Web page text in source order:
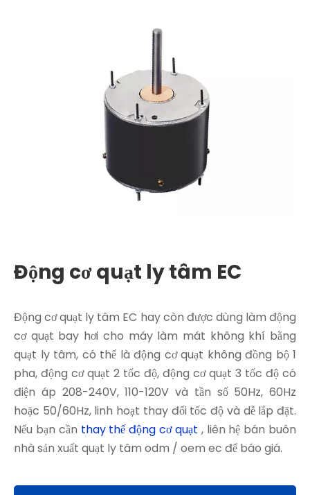
Động cơ quạt ly tâm EC
Động cơ quạt ly tâm EC hay còn được dùng làm động
cơ quạt bay hơi cho máy làm mát không khí bằng
quạt ly tâm, có thể là động cơ quạt không đồng bộ 1
pha, động cơ quạt 2 tốc độ, động cơ quạt 3 tốc độ có
điện áp 208-240V, 110-120V và tần số 50Hz, 60Hz
hoặc 50/60Hz, linh hoạt thay đổi tốc độ và dễ lắp đặt.
Nếu bạn cần thay thế động cơ quạt , liên hệ bán buôn
nhà sản xuất quạt ly tâm odm / oem ec để báo giá.